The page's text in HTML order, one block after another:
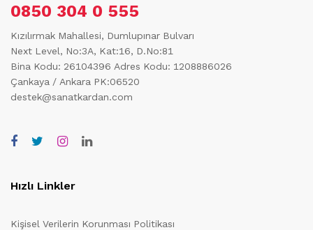
0850 304 0 555
Kızılırmak Mahallesi, Dumlupınar Bulvarı
Next Level, No:3A, Kat:16, D.No:81
Bina Kodu: 26104396 Adres Kodu: 1208886026
Çankaya / Ankara PK:06520
destek@sanatkardan.com
Hızlı Linkler
Kişisel Verilerin Korunması Politikası